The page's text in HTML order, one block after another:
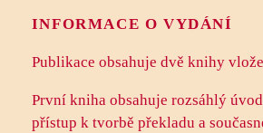
INFORMACE O VYDÁNÍ
Publikace obsahuje dvě knihy
První kniha obsahuje rozsáhlý
přístup k tvorbě překladu a